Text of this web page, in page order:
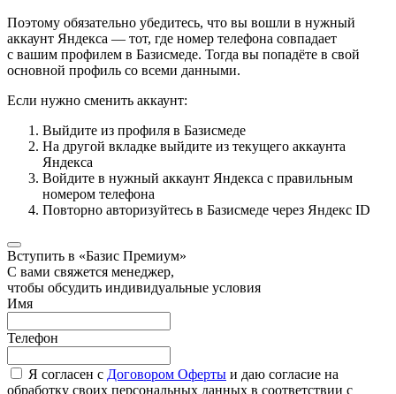
Поэтому обязательно убедитесь, что вы вошли в нужный
аккаунт Яндекса — тот, где номер телефона совпадает
с вашим профилем в Базисмеде. Тогда вы попадёте в свой
основной профиль со всеми данными.
Если нужно сменить аккаунт:
Выйдите из профиля в Базисмеде
На другой вкладке выйдите из текущего аккаунта
Яндекса
Войдите в нужный аккаунт Яндекса с правильным
номером телефона
Повторно авторизуйтесь в Базисмеде через Яндекс ID
Вступить в «Базис Премиум»
С вами свяжется менеджер,
чтобы обсудить индивидуальные условия
Имя
Телефон
Я согласен с Договором Оферты и даю согласие на
обработку своих персональных данных в соответствии с